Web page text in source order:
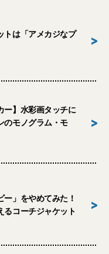
トは「アメカジなプ
>
ー】水彩画タッチに
のモノグラム・モ
>
ー」をやめてみた！
るコーチジャケット
>